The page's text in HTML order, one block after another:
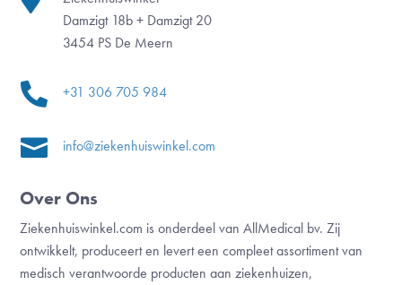
Damzigt 18b + Damzigt 20
3454 PS De Meern
 +31 306 705 984
 info@ziekenhuiswinkel.com
Over Ons
Ziekenhuiswinkel.com is onderdeel van AllMedical bv. Zij
ontwikkelt, produceert en levert een compleet assortiment van
medisch verantwoorde producten aan ziekenhuizen,